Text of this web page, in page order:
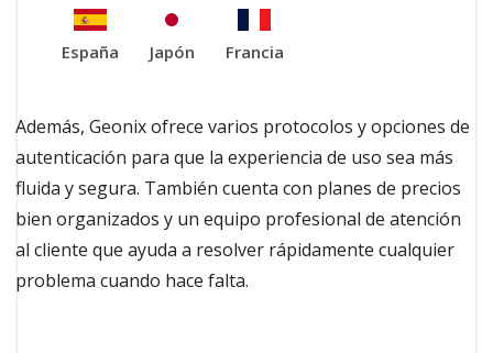
España Japón Francia
Además, Geonix ofrece varios protocolos y opciones de
autenticación para que la experiencia de uso sea más
fluida y segura. También cuenta con planes de precios
bien organizados y un equipo profesional de atención
al cliente que ayuda a resolver rápidamente cualquier
problema cuando hace falta.